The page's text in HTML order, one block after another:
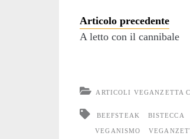
Articolo precedente
A letto con il cannibale
ARTICOLI VEGANZETTA
BEEFSTEAK BISTECCA
VEGANISMO